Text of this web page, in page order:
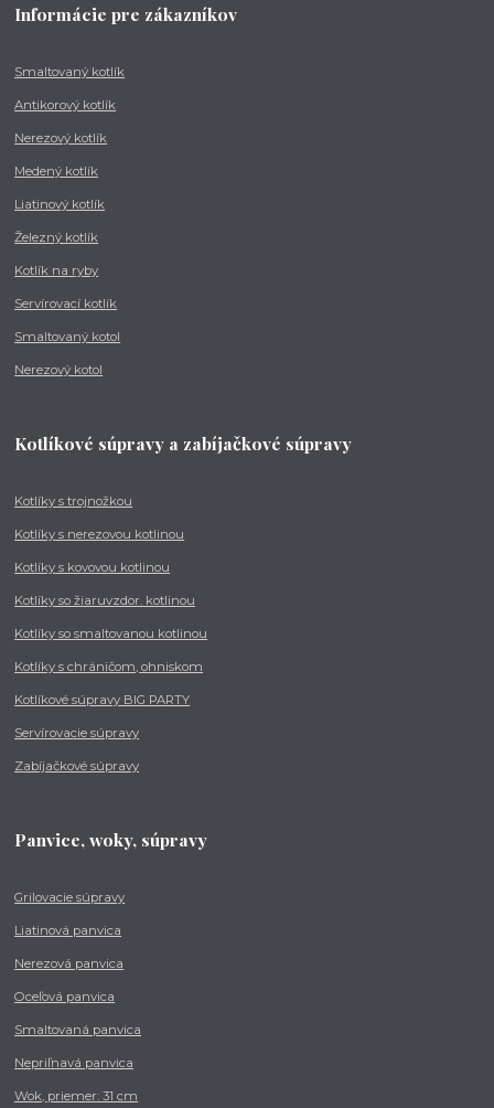
Informácie pre zákazníkov
Smaltovaný kotlík
Antikorový kotlík
Nerezový kotlík
Medený kotlík
Liatinový kotlík
Železný kotlík
Kotlík na ryby
Servírovací kotlík
Smaltovaný kotol
Nerezový kotol
Kotlíkové súpravy a zabíjačkové súpravy
Kotlíky s trojnožkou
Kotlíky s nerezovou kotlinou
Kotlíky s kovovou kotlinou
Kotlíky so žiaruvzdor. kotlinou
Kotlíky so smaltovanou kotlinou
Kotlíky s chráničom, ohniskom
Kotlíkové súpravy BIG PARTY
Servírovacie súpravy
Zabíjačkové súpravy
Panvice, woky, súpravy
Grilovacie súpravy
Liatinová panvica
Nerezová panvica
Oceľová panvica
Smaltovaná panvica
Nepriľnavá panvica
Wok, priemer: 31 cm